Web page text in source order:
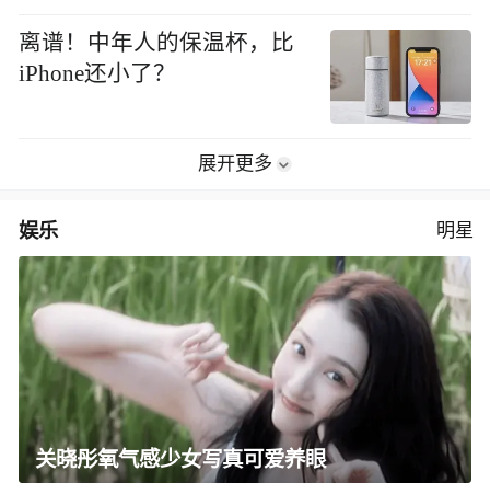
离谱！中年人的保温杯，比
iPhone还小了？
展开更多
娱乐 明星
关晓彤氧气感少女写真可爱养眼